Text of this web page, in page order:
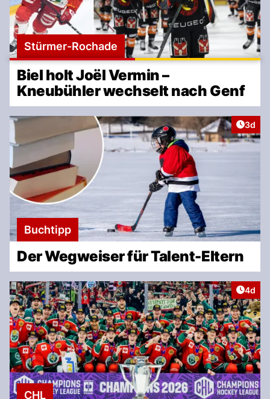
Stürmer-Rochade
Biel holt Joël Vermin –
Kneubühler wechselt nach Genf
3d
Buchtipp
Der Wegweiser für Talent-Eltern
4d
CHL